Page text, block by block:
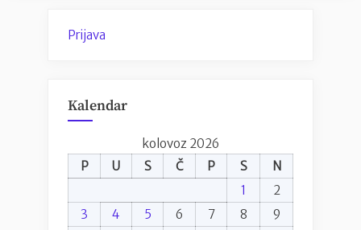
Prijava
Kalendar
kolovoz 2026
P
U S Č P S
N
1
2
3
4 5 6 7 8
9